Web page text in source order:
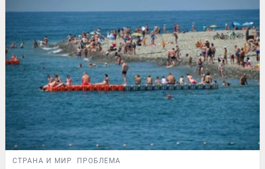
СТРАНА И МИР ПРОБЛЕМА